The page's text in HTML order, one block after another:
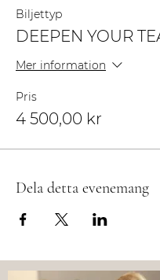
Biljettyp
DEEPEN YOUR
Mer information
Pris
4 500,00 kr
Dela detta evenemang